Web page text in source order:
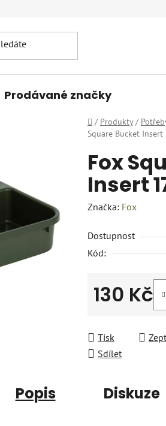
údajů
Prodávané značky
Domů
/ Produkty /
Square Bucket
Fox
Insert
Značka: Fox
Dostupnost
Kód:
130 Kč
Tisk
Sdílet
Popis Diskuze